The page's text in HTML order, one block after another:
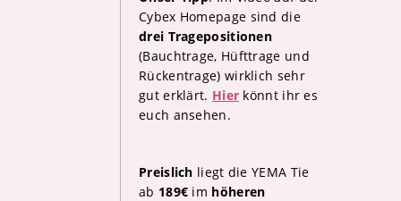
Cybex Homepage sind die
drei Tragepositionen
(Bauchtrage, Hüfttrage und
Rückentrage) wirklich sehr
gut erklärt. Hier könnt ihr es
euch ansehen.
Preislich liegt die YEMA Tie
ab 189€ im höheren